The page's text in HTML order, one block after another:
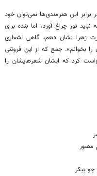
برابر این هنرمندی‌ها نمی‌توان خود
نور چراغ آورد، اما بنده برای
زهرا ‏نشان دهم، گاهی اشعاری
را بخوانم». جمع که از این فروتنی
کرد که ایشان شعرهایشان را
مصور
پیکر